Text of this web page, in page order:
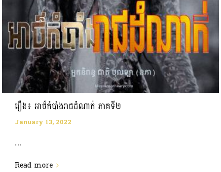
រឿង៖ អាថ៌កំបាំងរាជដំណាក់ ភាគទី២
January 13, 2022
...
Read more